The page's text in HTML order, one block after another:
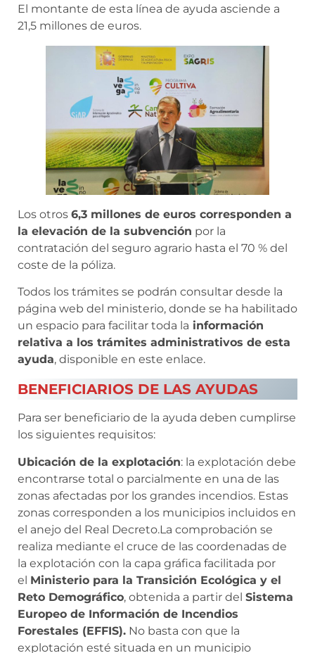
El montante de esta línea de ayuda asciende a
21,5 millones de euros.
Los otros 6,3 millones de euros corresponden a
la elevación de la subvención por la
contratación del seguro agrario hasta el 70 % del
coste de la póliza.
Todos los trámites se podrán consultar desde la
página web del ministerio, donde se ha habilitado
un espacio para facilitar toda la información
relativa a los trámites administrativos de esta
ayuda, disponible en este enlace.
BENEFICIARIOS DE LAS AYUDAS
Para ser beneficiario de la ayuda deben cumplirse
los siguientes requisitos:
Ubicación de la explotación: la explotación debe
encontrarse total o parcialmente en una de las
zonas afectadas por los grandes incendios. Estas
zonas corresponden a los municipios incluidos en
el anejo del Real Decreto.La comprobación se
realiza mediante el cruce de las coordenadas de
la explotación con la capa gráfica facilitada por
el Ministerio para la Transición Ecológica y el
Reto Demográfico, obtenida a partir del Sistema
Europeo de Información de Incendios
Forestales (EFFIS). No basta con que la
explotación esté situada en un municipio